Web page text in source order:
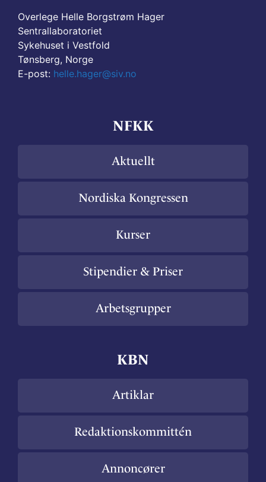
Overlege Helle Borgstrøm Hager
Sentrallaboratoriet
Sykehuset i Vestfold
Tønsberg, Norge
E-post: helle.hager@siv.no
NFKK
Aktuellt
Nordiska Kongressen
Kurser
Stipendier & Priser
Arbetsgrupper
KBN
Artiklar
Redaktionskommittén
Annoncører